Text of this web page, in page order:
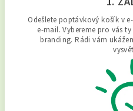
Odešlete poptávkový košík v
e-mail. Vybereme pro vás
branding. Rádi vám